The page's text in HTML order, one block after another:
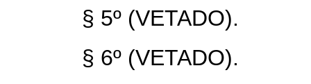
§ 5º (VETADO).
§ 6º (VETADO).